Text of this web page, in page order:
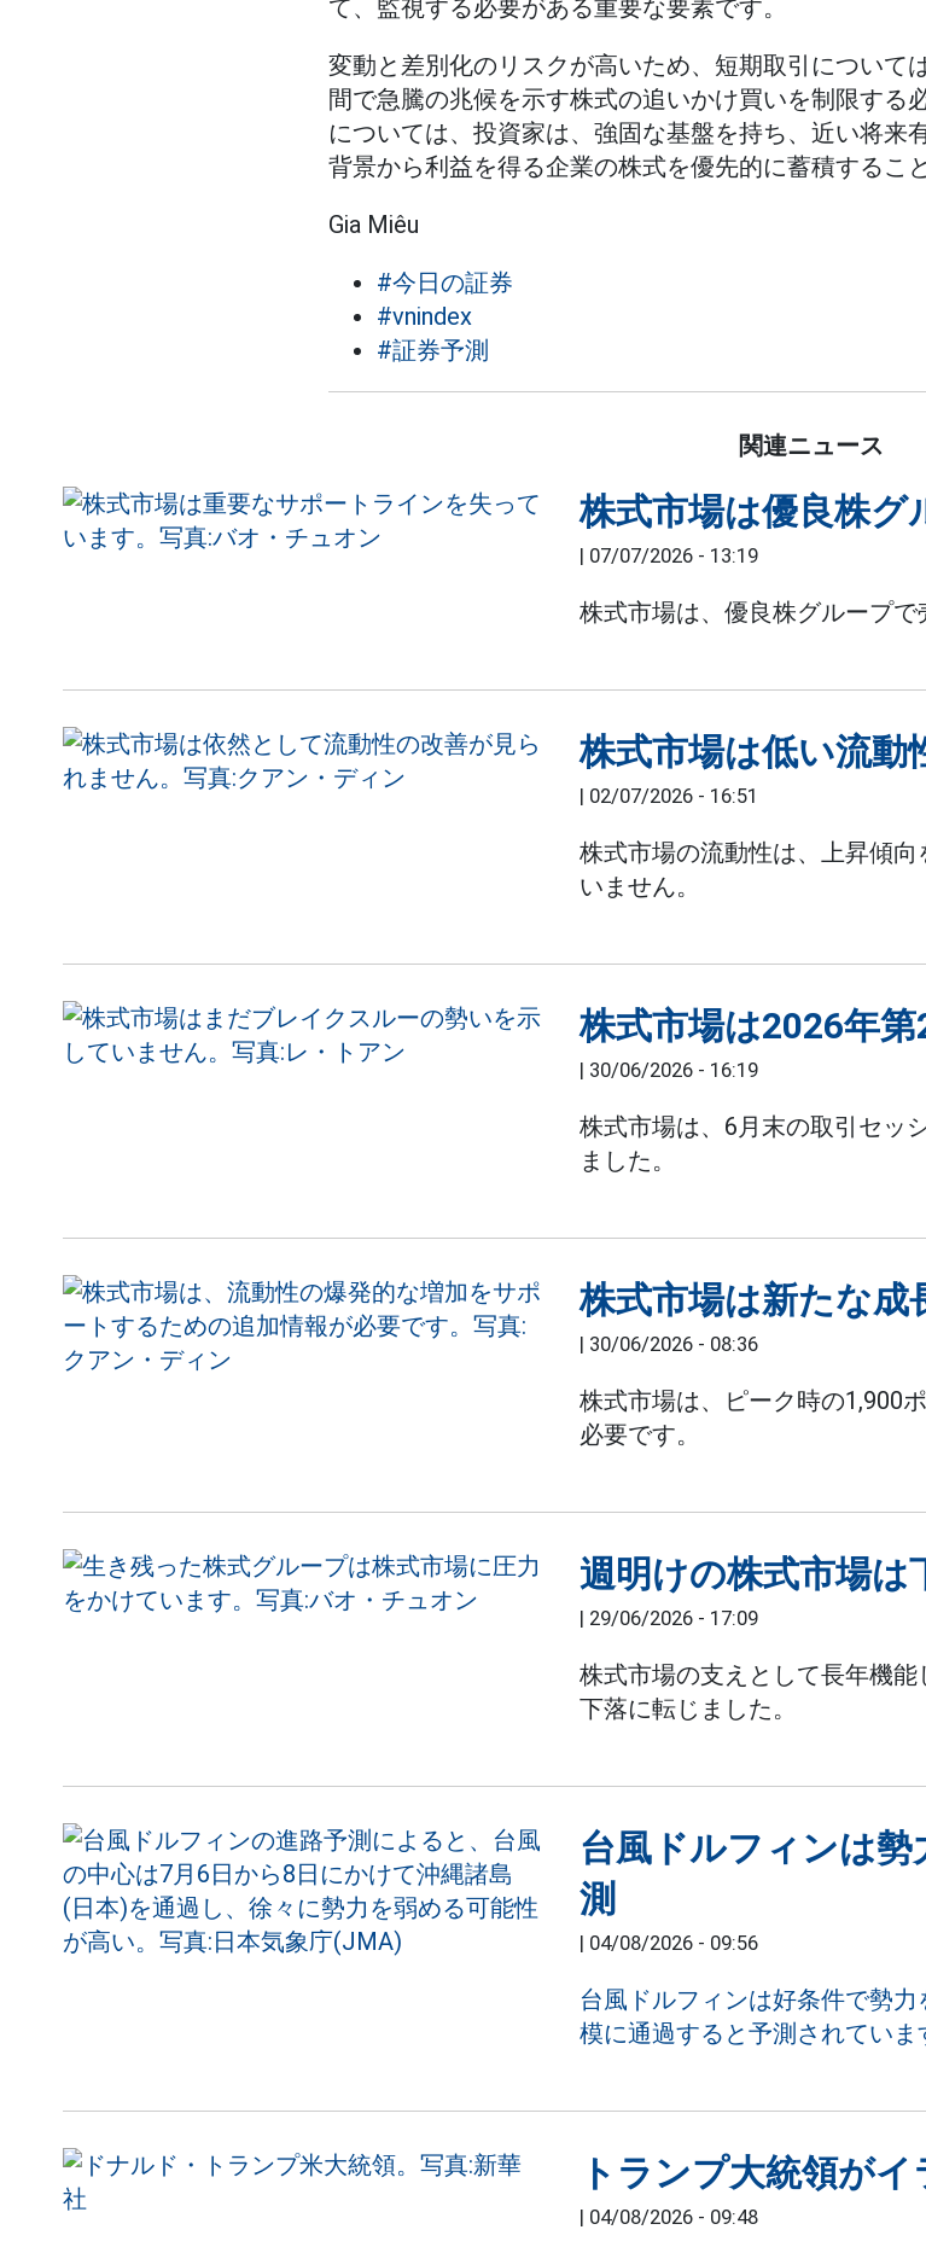
て、監視する必要がある重要な要素です。
変動と差別化のリスクが高いため、短期取引について
間で急騰の兆候を示す株式の追いかけ買いを制限する
については、投資家は、強固な基盤を持ち、近い将来
背景から利益を得る企業の株式を優先的に蓄積するこ
Gia Miêu
#今日の証券
#vnindex
#証券予測
関連ニュース
株式市場は優良株グ
| 07/07/2026 - 13:19
株式市場は、優良株グループで
株式市場は低い流動
| 02/07/2026 - 16:51
株式市場の流動性は、上昇傾
いません。
株式市場は2026年
| 30/06/2026 - 16:19
株式市場は、6月末の取引セッ
ました。
株式市場は新たな成
| 30/06/2026 - 08:36
株式市場は、ピーク時の1,900
必要です。
週明けの株式市場は
| 29/06/2026 - 17:09
株式市場の支えとして長年機
下落に転じました。
台風ドルフィンは
測
| 04/08/2026 - 09:56
台風ドルフィンは好条件で勢
模に通過すると予測されていま
トランプ大統領が
| 04/08/2026 - 09:48